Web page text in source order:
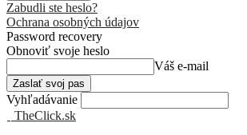
Zabudli ste heslo?
Ochrana osobných údajov
Password recovery
Obnoviť svoje heslo
Váš e-mail
Vyhľadávanie
TheClick.sk